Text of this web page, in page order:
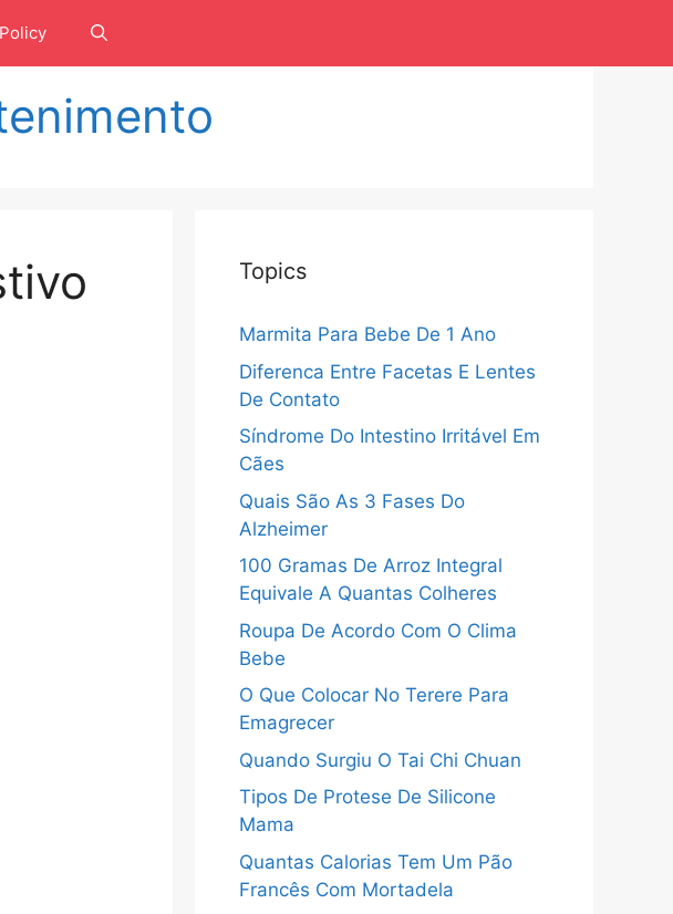
Topics
Marmita Para Bebe De 1 Ano
Diferenca Entre Facetas E Lentes
De Contato
Síndrome Do Intestino Irritável Em
Cães
Quais São As 3 Fases Do
Alzheimer
100 Gramas De Arroz Integral
Equivale A Quantas Colheres
Roupa De Acordo Com O Clima
Bebe
O Que Colocar No Terere Para
Emagrecer
Quando Surgiu O Tai Chi Chuan
Tipos De Protese De Silicone
Mama
Quantas Calorias Tem Um Pão
Francês Com Mortadela